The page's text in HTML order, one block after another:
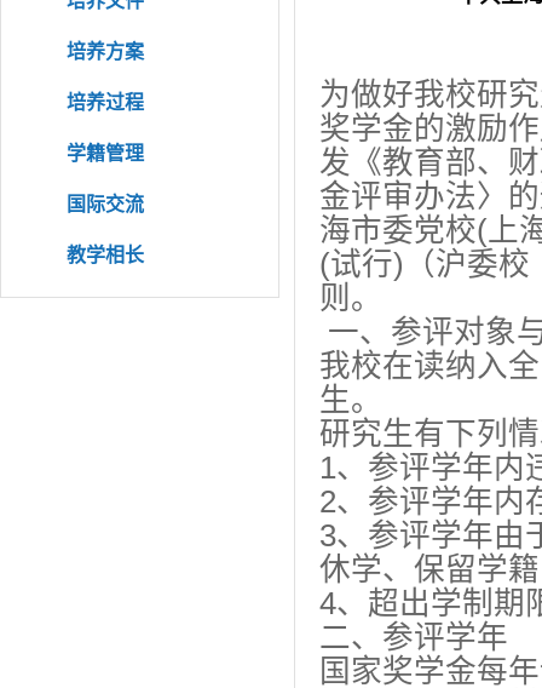
培养方案
培养过程
学籍管理
国际交流
教学相长
为做好我校研
奖学金的激励
发《教育部、
金评审办法〉
海市委党校(上
(试行)（沪委校
则。
一、参评对象
我校在读纳入
生。
研究生有下列
1、参评学年内
2、参评学年内
3、参评学年由
休学、保留学
4、超出学制期
二、参评学年
国家奖学金每